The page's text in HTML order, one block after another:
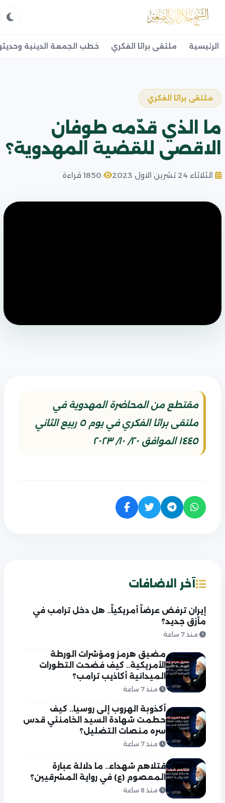
الرئيسية ملتقى براثا الفكري خطب الجمعة الدينية
ملتقى براثا الفكري
ما الذي قدّمه طوفان
الاقصى للقضية المهدوية؟
الثلاثاء 24 تشرين الاول 2023
مقتطع من المحاضرة المهدوية في
ملتقى براثا الفكري في يوم ٥ ربيع الثاني
١٤٤٥ الموافق ٢٠/ ١٠/ ٢٠٢٣
آخر الاضافات
إيران ترفض عرضاً أمريكياً.. هل دخل ترامب في
مأزق جديد؟
منذ 7 ساعة
مضيق هرمز ومؤشرات الورطة
الأمريكية.. كيف فضحت التطورات
الميدانية أكاذيب ترامب؟
منذ 7 ساعة
أكذوبة الهروب إلى روسيا.. كيف
حطمت شهادة السيد الخامنئي قدس
سره منصات التضليل؟
منذ 7 ساعة
قتلاهم شهداء.. ما دلالة عبارة
المعصوم (ع) في رواية المشرقيين؟
منذ 8 ساعة